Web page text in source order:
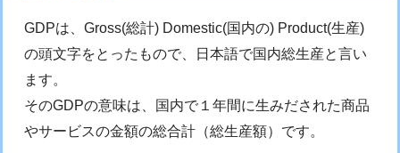
GDPは、Gross(総計) Domestic(国内の) Product(生産)
の頭文字をとったもので、日本語で国内総生産と言い
ます。
そのGDPの意味は、国内で１年間に生みだされた商品
やサービスの金額の総合計（総生産額）です。